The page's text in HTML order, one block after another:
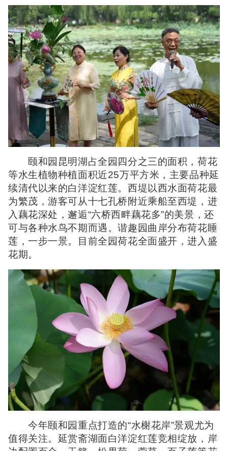
颐和园昆明湖占全园四分之三的面积，荷花
等水生植物种植面积近25万平方米，主要品种延
续清代以来的白洋淀红莲。西堤以西水面荷花最
为繁茂，游客可从十七孔桥附近乘船至西堤，进
入藕花深处，邂逅“六桥西畔藕花多”的美景，还
可与各种水鸟不期而遇。谐趣园曲岸分布荷花睡
莲，一步一景。目前全园荷花全面盛开，进入盛
花期。
今年颐和园重点打造的“水榭花岸”景观尤为
值得关注。延赏斋湖面白洋淀红莲竞相绽放，岸